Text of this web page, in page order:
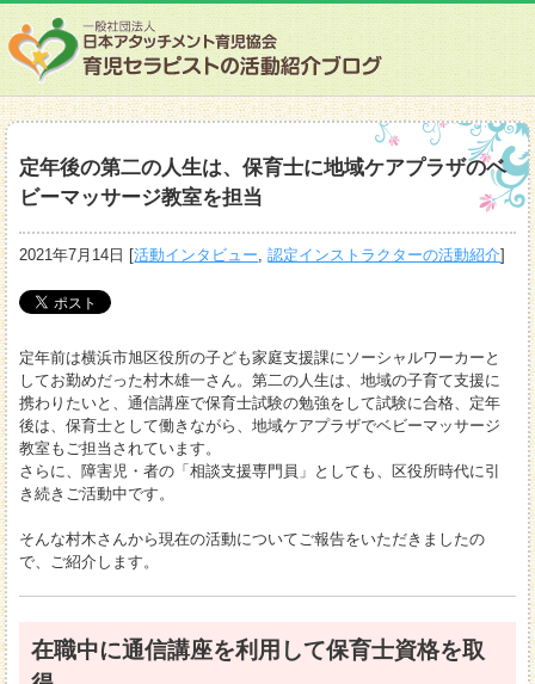
定年後の第二の人生は、保育士に地域ケアプラザのベ
ビーマッサージ教室を担当
2021年7月14日 [活動インタビュー,認定インストラクターの活動紹介]
定年前は横浜市旭区役所の子ども家庭支援課にソーシャルワーカーと
してお勤めだった村木雄一さん。第二の人生は、地域の子育て支援に
携わりたいと、通信講座で保育士試験の勉強をして試験に合格、定年
後は、保育士として働きながら、地域ケアプラザでベビーマッサージ
教室もご担当されています。
さらに、障害児・者の「相談支援専門員」としても、区役所時代に引
き続きご活動中です。
そんな村木さんから現在の活動についてご報告をいただきましたの
で、ご紹介します。
在職中に通信講座を利用して保育士資格を取